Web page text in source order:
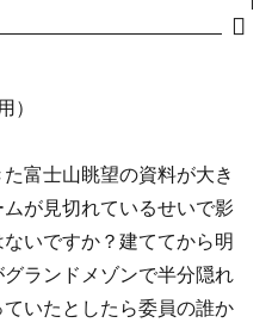
）
富士山眺望の資料が大き
が見切れているせいで影
いですか？建ててから明
ランドメゾンで半分隠れ
いたとしたら委員の誰か